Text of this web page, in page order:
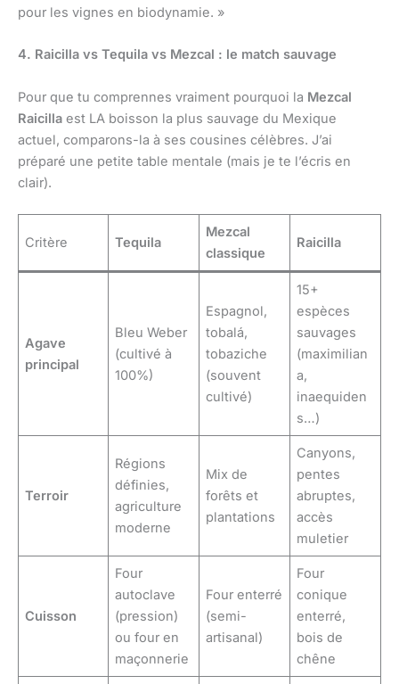
pour les vignes en biodynamie. »
4. Raicilla vs Tequila vs Mezcal : le match sauvage
Pour que tu comprennes vraiment pourquoi la Mezcal
Raicilla est LA boisson la plus sauvage du Mexique
actuel, comparons-la à ses cousines célèbres. J’ai
préparé une petite table mentale (mais je te l’écris en
clair).
Critère Tequila
Mezcal
classique
Raicilla
Agave
principal
Bleu Weber
(cultivé à
100%)
Espagnol,
tobalá,
tobaziche
(souvent
cultivé)
15+
espèces
sauvages
(maximilian
a,
inaequiden
s…)
Terroir
Régions
définies,
agriculture
moderne
Mix de
forêts et
plantations
Canyons,
pentes
abruptes,
accès
muletier
Cuisson
Four
autoclave
(pression)
ou four en
maçonnerie
Four enterré
(semi-
artisanal)
Four
conique
enterré,
bois de
chêne